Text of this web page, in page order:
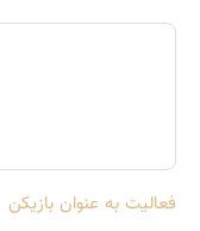
فعالیت به عنوان بازیکن